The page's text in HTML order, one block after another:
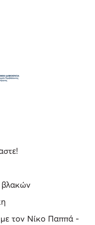
βλακών
τον Νίκο Παππά -